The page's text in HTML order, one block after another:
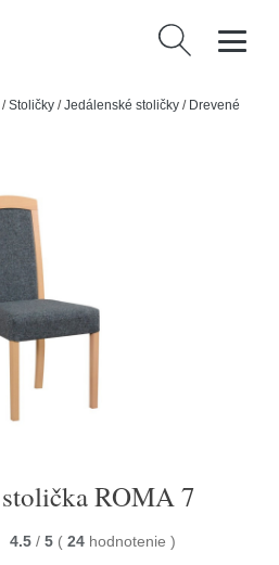
Hľadať:
/Stoličky /Jedálenské stoličky / Drevené
ROMA 7
4.5 / 5 ( 24 hodnotenie )